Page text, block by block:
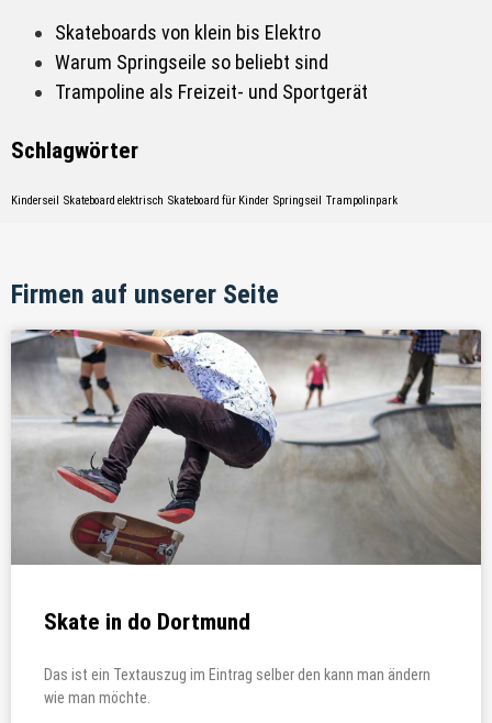
Skateboards von klein bis Elektro
Warum Springseile so beliebt sind
Trampoline als Freizeit- und Sportgerät
Schlagwörter
Kinderseil Skateboard elektrisch Skateboard für Kinder Springseil Trampolinpark
Firmen auf unserer Seite
Skate in do Dortmund
Das ist ein Textauszug im Eintrag selber den kann man ändern
wie man möchte.